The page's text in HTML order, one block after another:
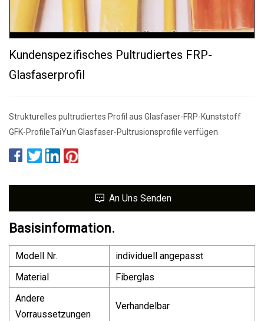
Kundenspezifisches Pultrudiertes FRP-
Glasfaserprofil
Strukturelles pultrudiertes Profil aus Glasfaser-FRP-Kunststoff
GFK-ProfileTaiYun Glasfaser-Pultrusionsprofile verfügen
An Uns Senden
Basisinformation.
Modell Nr.
individuell angepasst
Material
Fiberglas
Andere
Vorraussetzungen
Verhandelbar